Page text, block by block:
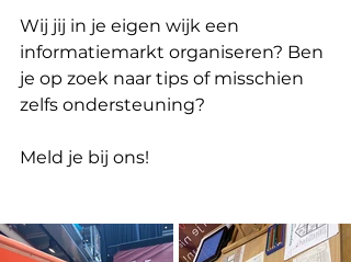
Wij jij in je eigen wijk een
informatiemarkt organiseren? Ben
je op zoek naar tips of misschien
zelfs ondersteuning?
Meld je bij ons!